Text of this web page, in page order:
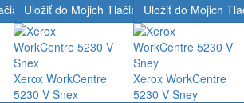
Uložiť do Mojich Tlačiarní
Xerox WorkCentre
5230 V Snex
Uložiť do Mojich
Xerox WorkCentre
5230 V Sney